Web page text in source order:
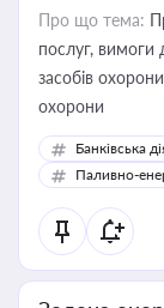
Про що тема:
послуг, вимоги
засобів охорони
охорони
Банківська
Паливно-